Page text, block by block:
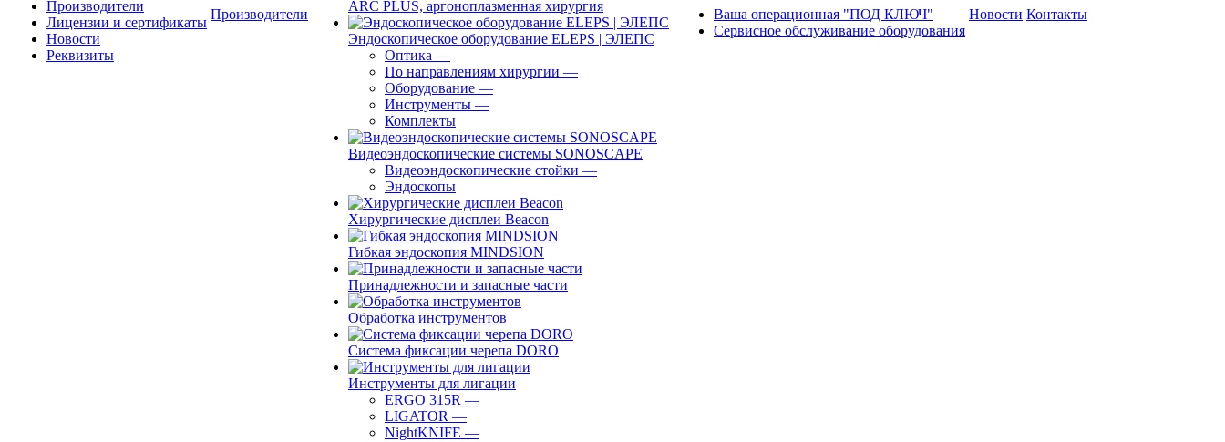
Производители
Лицензии и сертификаты
Новости
Реквизиты
Производители
ARC PLUS, аргоноплазменная хирургия
Эндоскопическое оборудование ELEPS | ЭЛЕПС
Оптика —
По направлениям хирургии —
Оборудование —
Инструменты —
Комплекты
Видеоэндоскопические системы SONOSCAPE
Видеоэндоскопические стойки —
Эндоскопы
Хирургические дисплеи Beacon
Гибкая эндоскопия MINDSION
Принадлежности и запасные части
Обработка инструментов
Система фиксации черепа DORO
Инструменты для лигации
ERGO 315R —
LIGATOR —
NightKNIFE —
Ваша операционная "ПОД КЛЮЧ"
Сервисное обслуживание оборудования
Новости Контакты